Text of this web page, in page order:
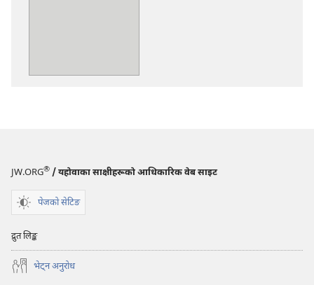
JW.ORG® / यहोवाका साक्षीहरूको आधिकारिक वेब साइट
पेजको सेटिङ
द्रुत लिङ्क
भेट्‌न अनुरोध